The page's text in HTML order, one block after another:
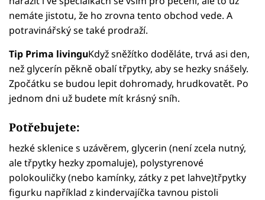
nemáte jistotu, že ho zrovna tento obchod vede. A
potravinářský se také prodraží.
Tip Prima livinguKdyž sněžítko doděláte, trvá asi den,
než glycerín pěkně obalí třpytky, aby se hezky snášely.
Zpočátku se budou lepit dohromady, hrudkovatět. Po
jednom dni už budete mít krásný sníh.
Potřebujete:
hezké sklenice s uzávěrem, glycerin (není zcela nutný,
ale třpytky hezky zpomaluje), polystyrenové
polokouličky (nebo kamínky, zátky z pet lahve)třpytky
figurku například z kindervajíčka tavnou pistoli